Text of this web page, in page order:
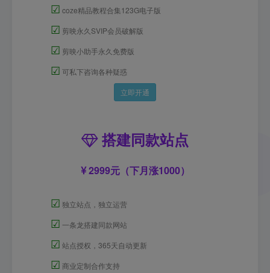
☑ coze精品教程合集123G电子版
☑ 剪映永久SVIP会员破解版
☑ 剪映小助手永久免费版
☑ 可私下咨询各种疑惑
立即开通
搭建同款站点
2999元（下月涨1000）
☑ 独立站点，独立运营
☑ 一条龙搭建同款网站
☑ 站点授权，365天自动更新
☑ 商业定制合作支持